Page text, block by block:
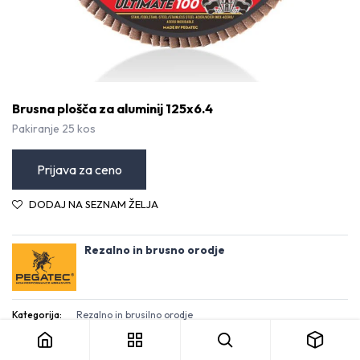
Brusna plošča za aluminij 125x6.4
Pakiranje 25 kos
Prijava za ceno
DODAJ NA SEZNAM ŽELJA
Rezalno in brusno orodje
Kategorija: Rezalno in brusilno orodje
Pogoji in določila